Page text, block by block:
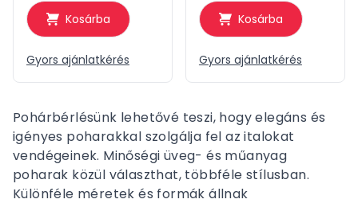
Kosárba
Gyors ajánlatkérés
Kosárba
Gyors ajánlatkérés
Pohárbérlésünk lehetővé teszi, hogy elegáns és
igényes poharakkal szolgálja fel az italokat
vendégeinek. Minőségi üveg- és műanyag
poharak közül választhat, többféle stílusban.
Különféle méretek és formák állnak